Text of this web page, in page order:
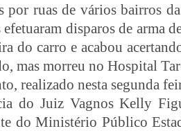
por ruas de vários bairros
disparos de arma
do carro e acabou
mas morreu no Hospital
realizado nesta segunda
do Juiz Vagnos Kelly
do Ministério Público